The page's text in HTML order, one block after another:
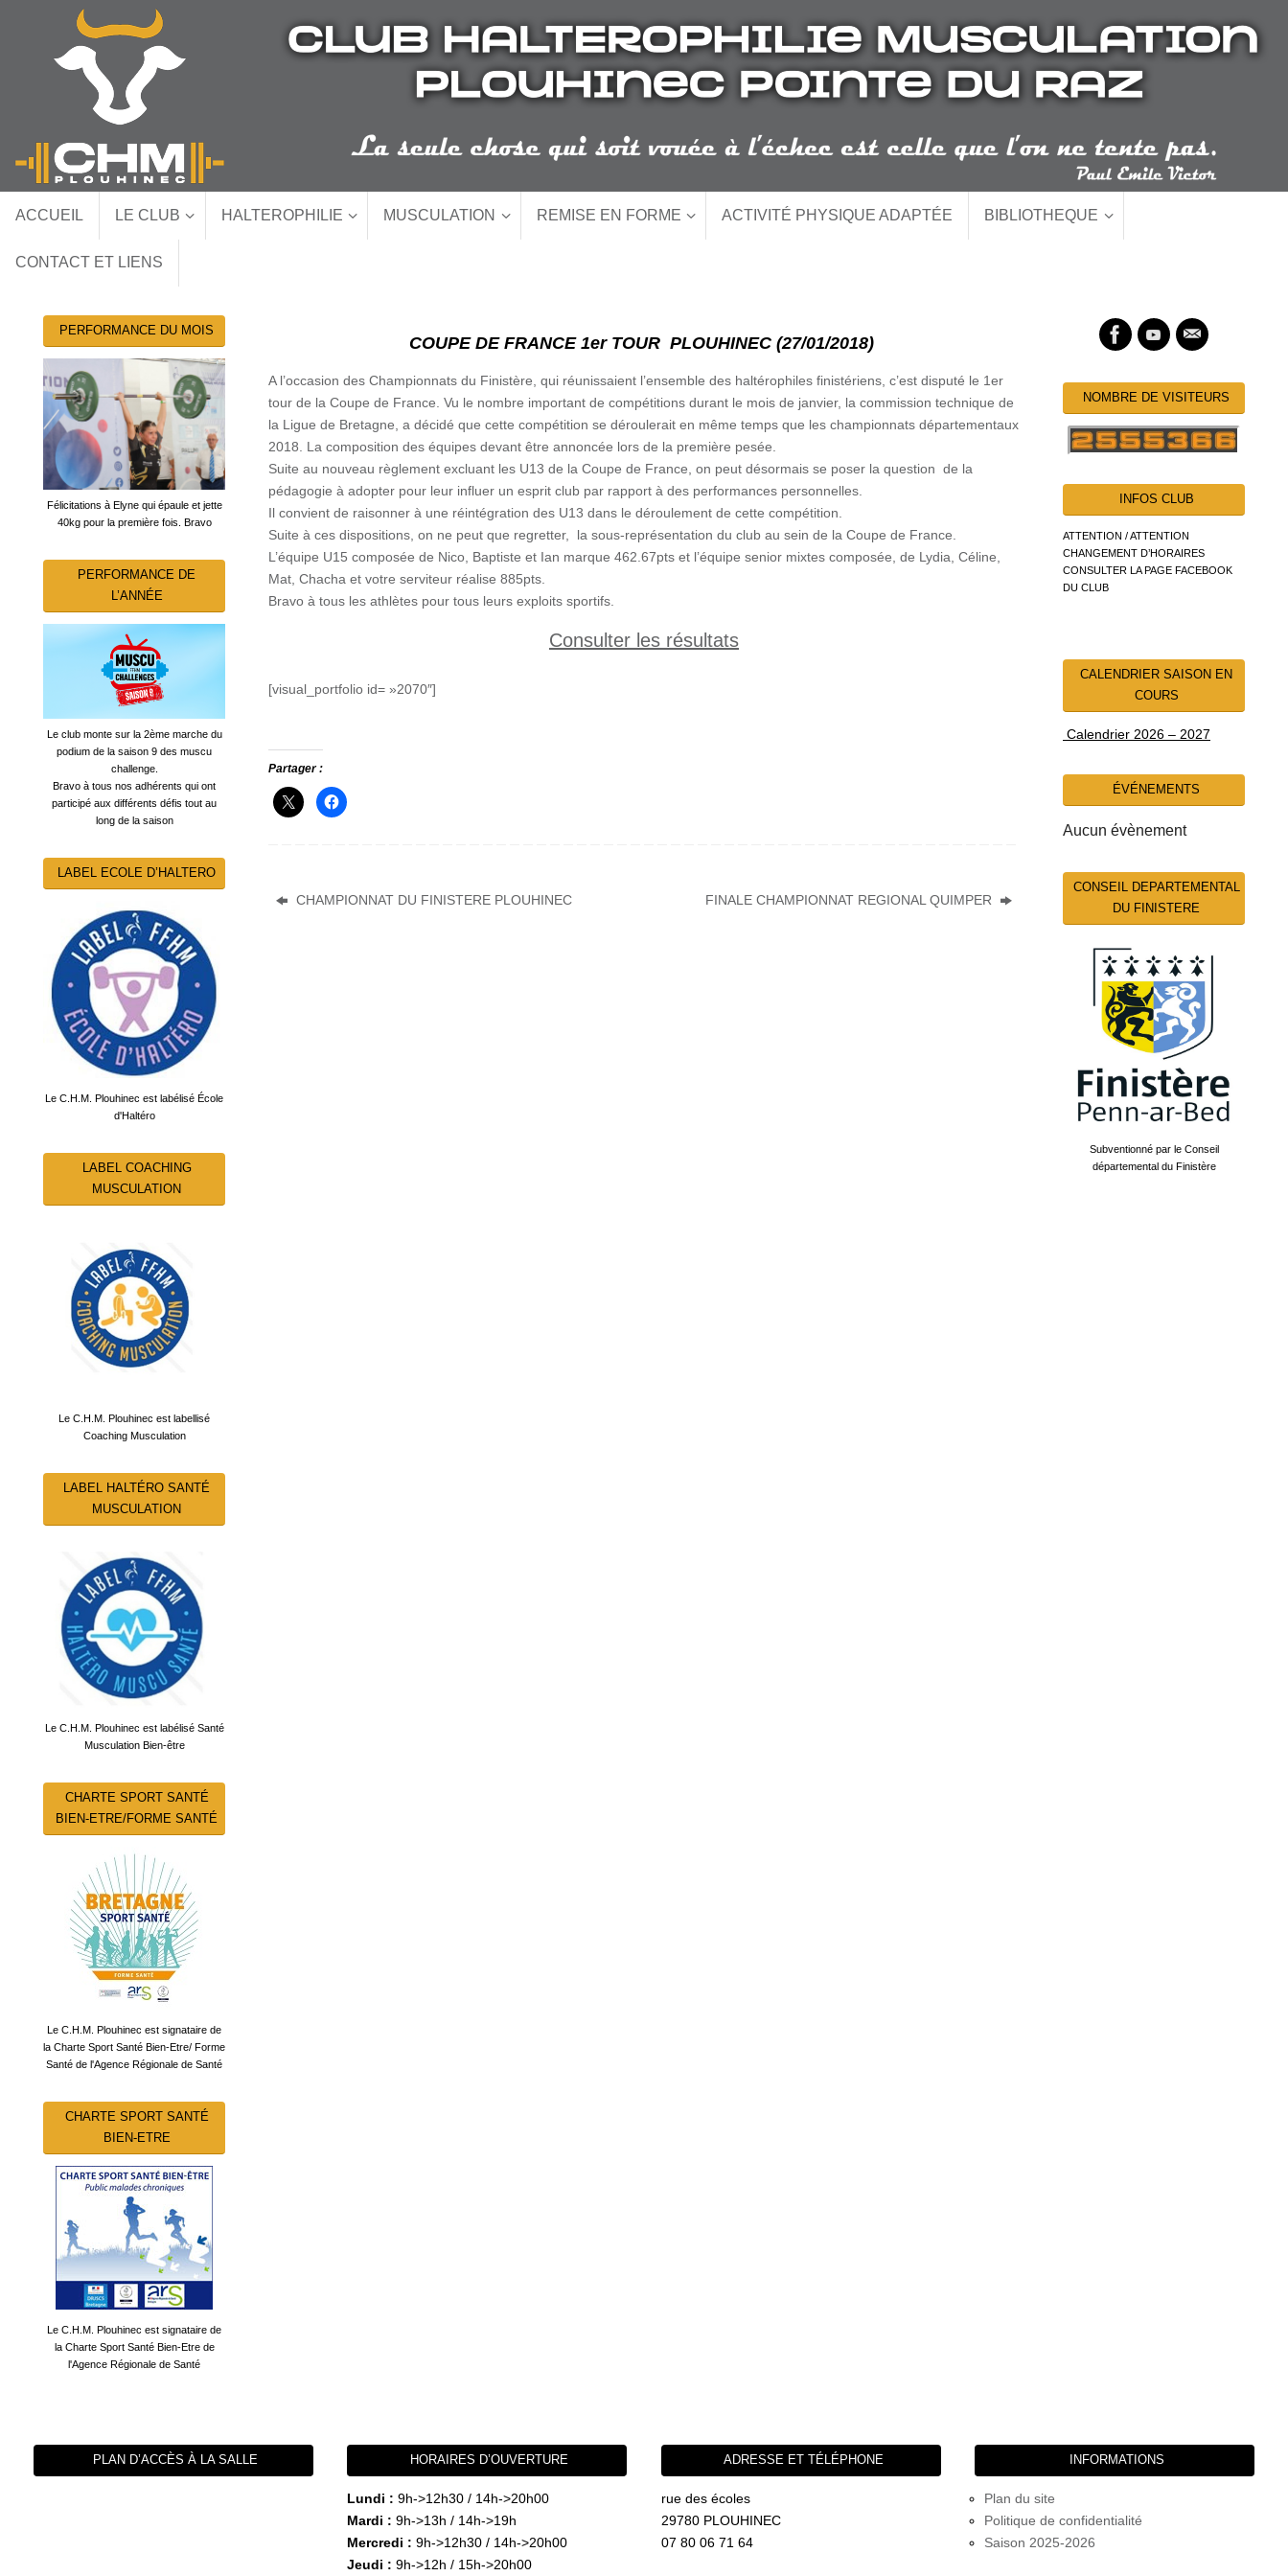
ACCUEIL LE CLUB HALTEROPHILIE MUSCULATION REMISE EN FORME ACTIVITÉ PHYSIQUE ADAPTÉE BIBLIOTHEQUE
CONTACT ET LIENS
COUPE DE FRANCE 1er TOUR PLOUHINEC (27/01/2018)
A l’occasion des Championnats du Finistère, qui réunissaient l’ensemble des haltérophiles finistériens, c’est disputé le 1er
tour de la Coupe de France. Vu le nombre important de compétitions durant le mois de janvier, la commission technique de
la Ligue de Bretagne, a décidé que cette compétition se déroulerait en même temps que les championnats départementaux
2018. La composition des équipes devant être annoncée lors de la première pesée.
Suite au nouveau règlement excluant les U13 de la Coupe de France, on peut désormais se poser la question de la
pédagogie à adopter pour leur influer un esprit club par rapport à des performances personnelles.
Il convient de raisonner à une réintégration des U13 dans le déroulement de cette compétition.
Suite à ces dispositions, on ne peut que regretter, la sous-représentation du club au sein de la Coupe de France.
L’équipe U15 composée de Nico, Baptiste et Ian marque 462.67pts et l’équipe senior mixtes composée, de Lydia, Céline,
Mat, Chacha et votre serviteur réalise 885pts.
Bravo à tous les athlètes pour tous leurs exploits sportifs.
Consulter les résultats
[visual_portfolio id= »2070″]
Partager :
CHAMPIONNAT DU FINISTERE PLOUHINEC FINALE CHAMPIONNAT REGIONAL QUIMPER
PERFORMANCE DU MOIS
Félicitations à Elyne qui épaule et jette
40kg pour la première fois. Bravo
PERFORMANCE DE
L’ANNÉE
Le club monte sur la 2ème marche du
podium de la saison 9 des muscu
challenge.
Bravo à tous nos adhérents qui ont
participé aux différents défis tout au
long de la saison
LABEL ECOLE D’HALTERO
Le C.H.M. Plouhinec est labélisé École
d'Haltéro
LABEL COACHING
MUSCULATION
Le C.H.M. Plouhinec est labellisé
Coaching Musculation
LABEL HALTÉRO SANTÉ
MUSCULATION
Le C.H.M. Plouhinec est labélisé Santé
Musculation Bien-être
CHARTE SPORT SANTÉ
BIEN-ETRE/FORME SANTÉ
Le C.H.M. Plouhinec est signataire de
la Charte Sport Santé Bien-Etre/ Forme
Santé de l'Agence Régionale de Santé
CHARTE SPORT SANTÉ
BIEN-ETRE
Le C.H.M. Plouhinec est signataire de
la Charte Sport Santé Bien-Etre de
l'Agence Régionale de Santé
NOMBRE DE VISITEURS
INFOS CLUB
ATTENTION / ATTENTION
CHANGEMENT D’HORAIRES
CONSULTER LA PAGE FACEBOOK
DU CLUB
CALENDRIER SAISON EN
COURS
Calendrier 2026 – 2027
ÉVÉNEMENTS
Aucun évènement
CONSEIL DEPARTEMENTAL
DU FINISTERE
Subventionné par le Conseil
départemental du Finistère
PLAN D’ACCÈS À LA SALLE HORAIRES D’OUVERTURE
Lundi : 9h->12h30 / 14h->20h00
Mardi : 9h->13h / 14h->19h
Mercredi : 9h->12h30 / 14h->20h00
Jeudi : 9h->12h / 15h->20h00
ADRESSE ET TÉLÉPHONE
rue des écoles
29780 PLOUHINEC
07 80 06 71 64
INFORMATIONS
Plan du site
Politique de confidentialité
Saison 2025-2026